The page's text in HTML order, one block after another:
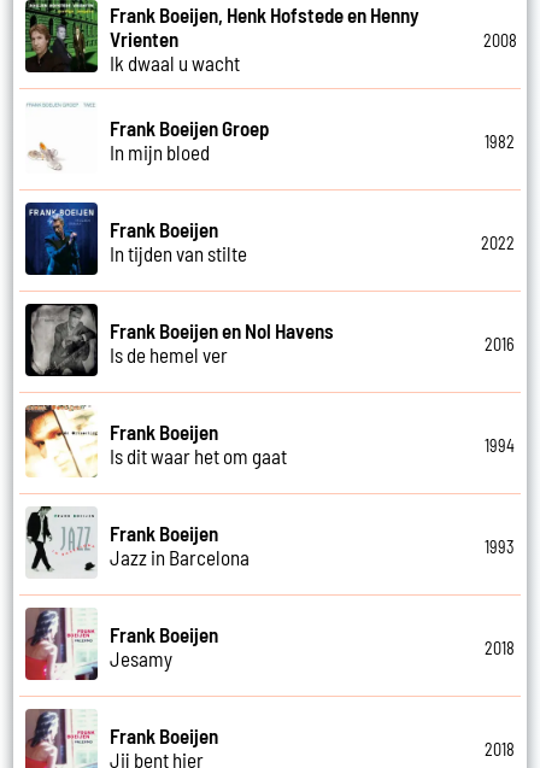
Frank Boeijen, Henk Hofstede en Henny
Vrienten
Ik dwaal u wacht
2008
Frank Boeijen Groep
In mijn bloed
1982
Frank Boeijen
In tijden van stilte
2022
Frank Boeijen en Nol Havens
Is de hemel ver
2016
Frank Boeijen
Is dit waar het om gaat
1994
Frank Boeijen
Jazz in Barcelona
1993
Frank Boeijen
Jesamy
2018
Frank Boeijen
Jij bent hier
2018